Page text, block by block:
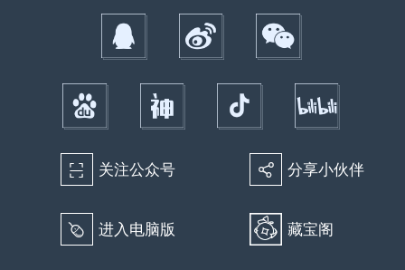
򰀁 关注公众号 򰀂 分享小伙伴
򰀄 进入电脑版 藏宝阁
荒野行动官方微博 关注微信：网易荒野行动